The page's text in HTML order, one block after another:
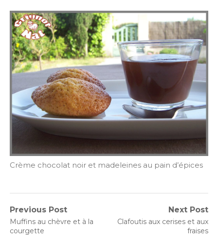
Crème chocolat noir et madeleines au pain d’épices
Navigation
de
Previous Post
Previous
post:
Muffins au chèvre et à la
courgette
Next Post
Next
Clafoutis aux cerises et aux
fraises